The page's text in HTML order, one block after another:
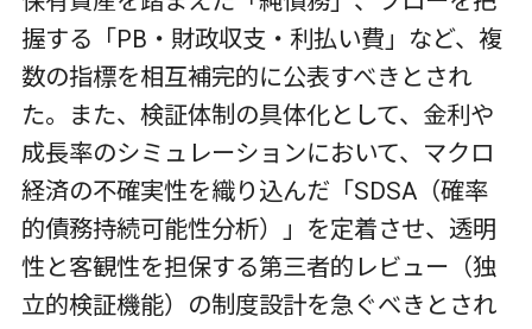
握する「PB・財政収支・利払い費」など、複
数の指標を相互補完的に公表すべきとされ
た。また、検証体制の具体化として、金利や
成長率のシミュレーションにおいて、マクロ
経済の不確実性を織り込んだ「SDSA（確率
的債務持続可能性分析）」を定着させ、透明
性と客観性を担保する第三者的レビュー（独
立的検証機能）の制度設計を急ぐべきとされ